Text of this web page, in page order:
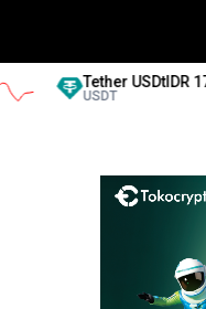
Tether USDtIDR 17.882,00
USDT